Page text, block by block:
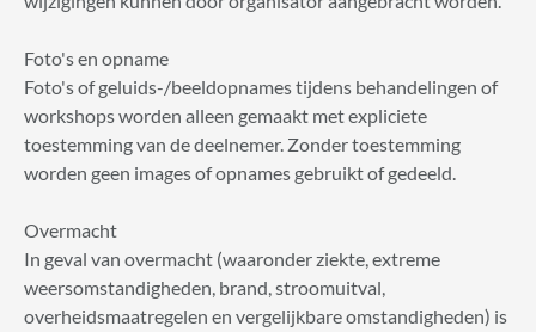
Foto's en opname
Foto's of geluids-/beeldopnames tijdens behandelingen of
workshops worden alleen gemaakt met expliciete
toestemming van de deelnemer. Zonder toestemming
worden geen images of opnames gebruikt of gedeeld.
Overmacht
In geval van overmacht (waaronder ziekte, extreme
weersomstandigheden, brand, stroomuitval,
overheidsmaatregelen en vergelijkbare omstandigheden) is